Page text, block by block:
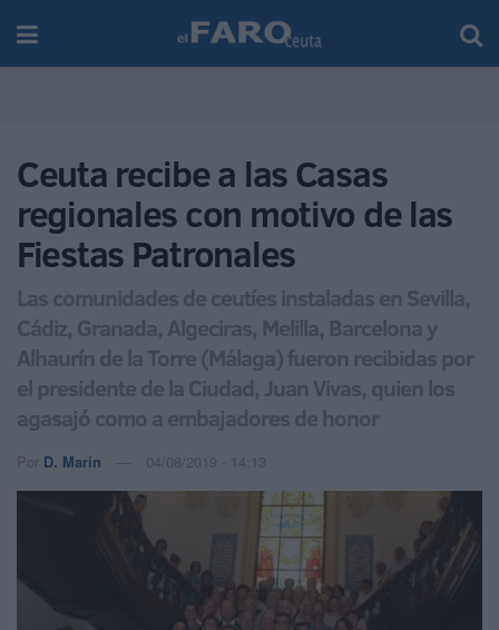
Ceuta recibe a las Casas
regionales con motivo de las
Fiestas Patronales
Las comunidades de ceutíes instaladas en Sevilla,
Cádiz, Granada, Algeciras, Melilla, Barcelona y
Alhaurín de la Torre (Málaga) fueron recibidas por
el presidente de la Ciudad, Juan Vivas, quien los
agasajó como a embajadores de honor
Por D. Marín 04/08/2019 - 14:13